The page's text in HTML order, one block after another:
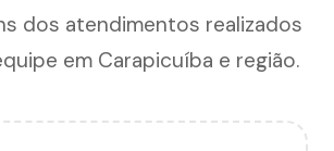
dos atendimentos realizados
em Carapicuíba e região.